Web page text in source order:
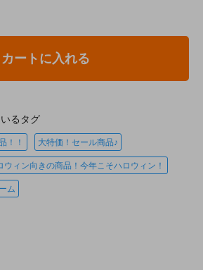
カートに入れる
るタグ
！！ 大特価！セール商品♪
ウィン向きの商品！今年こそハロウィン！
ム